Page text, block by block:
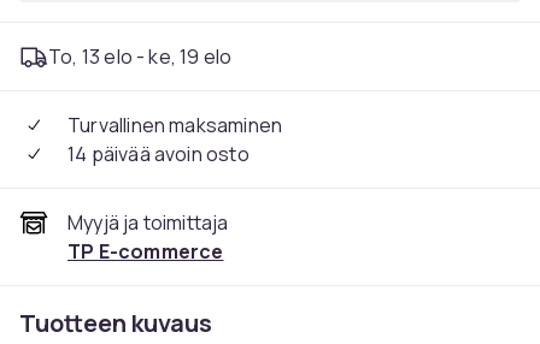
To, 13 elo - ke, 19 elo
Turvallinen maksaminen
14 päivää avoin osto
Myyjä ja toimittaja
TP E-commerce
Tuotteen kuvaus